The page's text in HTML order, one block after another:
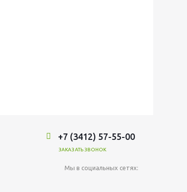
+7 (3412) 57-55-00
ЗАКАЗАТЬ ЗВОНОК
Мы в социальных сетях: